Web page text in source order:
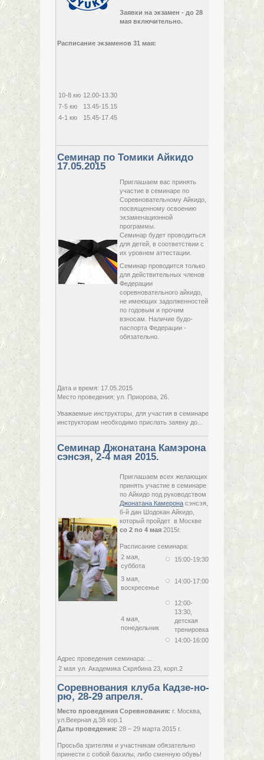
Заявки на экзамен - до 28
мая включительно.
Расписание экзаменов 31 мая:
10-8 кю 12.00-13.30
7-5 кю
13.45-15.15
4-1 кю
15.45-17.45
Семинар по Томики Айкидо
17.05.2015
Приглашаем вас принять
участие в семинаре по
Соревновательному Айкидо,
посвященному освоению
экзаменационной
программы.
Семинар будет проводиться
для детей, в соответствии с
их уровнем аттестации.
Семинар проводится только
для действительных членов
Федерации
соревновательного айкидо,
не имеющих задолженностей
по годовым и прочим
взносам. Наличие будо-
паспорта Федерации -
обязательно.
Дата и время: 17.05.2015
Место проведения: ул. Приорова, 26.
Уважаемые инструкторы, для участия в семинаре
инструкторам необходимо прислать заявку до...
Семинар Джонатана Камэрона
сэнсэя, 2-4 мая 2015.
Приглашаем всех желающих
принять участие в семинаре
по Айкидо под руководством
Джонатана Камерона сэнсэя,
6-й дан Шодокан Айкидо,
который пройдет в Москве
со 2 по 4 мая 2015г.
Расписание семинара:
2 мая,
суббота
15:00-19:30
3 мая,
воскресенье
14:00-17:00
4 мая,
понедельник
12:00-
13:30,
детская
тренировка
14:00-16:00
Адрес проведения семинара: ...
2 мая ул. Академика Скрябина 23, корп.2
Соревнования клуба Кадзе-но-
рю, 28-29 апреля.
Место проведения Соревнования: г. Москва,
ул.Веерная д.38 кор.1
Даты проведения: 28 – 29 марта 2015 г.
Просьба зрителям и участникам обязательно
принести с собой бахилы, либо сменную обувь!